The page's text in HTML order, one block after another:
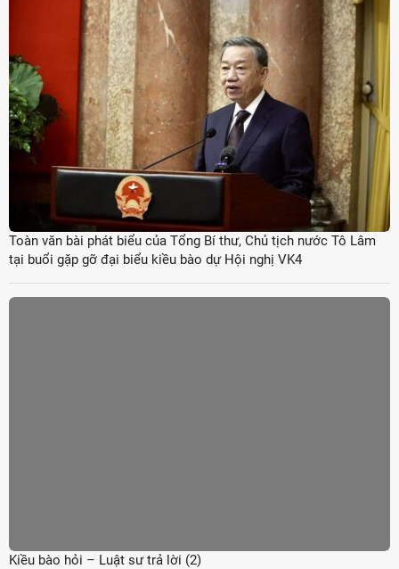
Toàn văn bài phát biểu của Tổng Bí thư, Chủ tịch nước Tô Lâm
tại buổi gặp gỡ đại biểu kiều bào dự Hội nghị VK4
Kiều bào hỏi – Luật sư trả lời (2)